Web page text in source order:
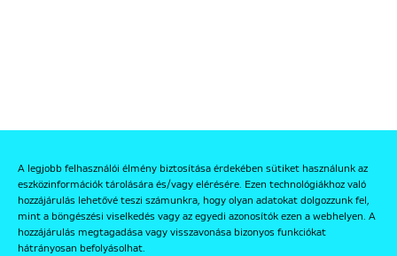
A legjobb felhasználói élmény biztosítása érdekében sütiket használunk az
eszközinformációk tárolására és/vagy elérésére. Ezen technológiákhoz való
hozzájárulás lehetővé teszi számunkra, hogy olyan adatokat dolgozzunk fel,
mint a böngészési viselkedés vagy az egyedi azonosítók ezen a webhelyen. A
hozzájárulás megtagadása vagy visszavonása bizonyos funkciókat
hátrányosan befolyásolhat.